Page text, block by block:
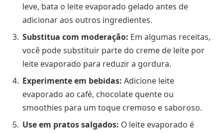
leve, bata o leite evaporado gelado antes de
adicionar aos outros ingredientes.
Substitua com moderação: Em algumas receitas,
você pode substituir parte do creme de leite por
leite evaporado para reduzir a gordura.
Experimente em bebidas: Adicione leite
evaporado ao café, chocolate quente ou
smoothies para um toque cremoso e saboroso.
Use em pratos salgados: O leite evaporado é